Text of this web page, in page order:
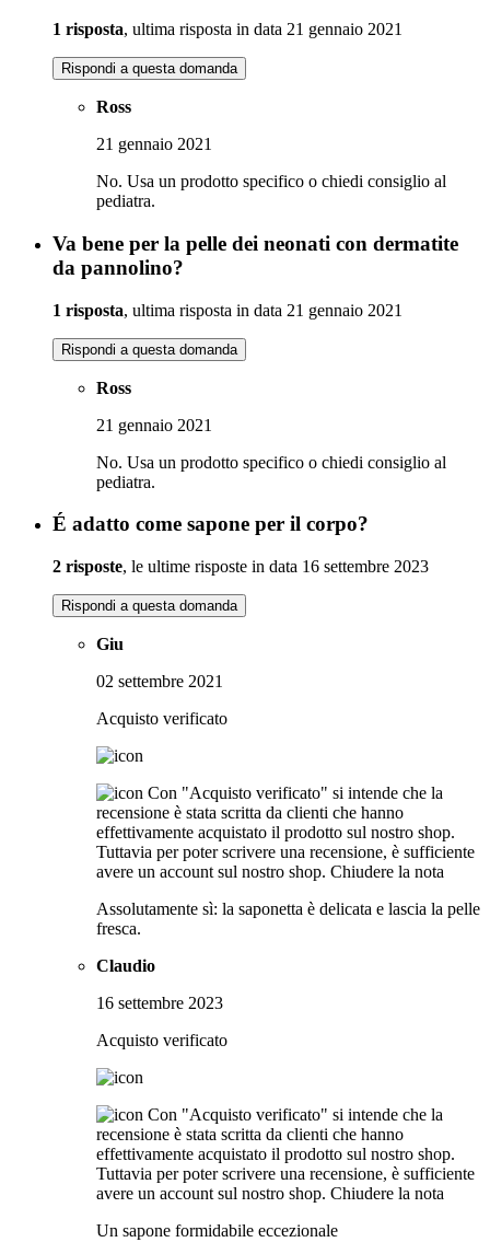
1 risposta, ultima risposta in data 21 gennaio 2021
Rispondi a questa domanda
Ross
21 gennaio 2021
No. Usa un prodotto specifico o chiedi consiglio al
pediatra.
Va bene per la pelle dei neonati con dermatite
da pannolino?
1 risposta, ultima risposta in data 21 gennaio 2021
Rispondi a questa domanda
Ross
21 gennaio 2021
No. Usa un prodotto specifico o chiedi consiglio al
pediatra.
É adatto come sapone per il corpo?
2 risposte, le ultime risposte in data 16 settembre 2023
Rispondi a questa domanda
Giu
02 settembre 2021
Acquisto verificato
Con "Acquisto verificato" si intende che la
recensione è stata scritta da clienti che hanno
effettivamente acquistato il prodotto sul nostro shop.
Tuttavia per poter scrivere una recensione, è sufficiente
avere un account sul nostro shop. Chiudere la nota
Assolutamente sì: la saponetta è delicata e lascia la pelle
fresca.
Claudio
16 settembre 2023
Acquisto verificato
Con "Acquisto verificato" si intende che la
recensione è stata scritta da clienti che hanno
effettivamente acquistato il prodotto sul nostro shop.
Tuttavia per poter scrivere una recensione, è sufficiente
avere un account sul nostro shop. Chiudere la nota
Un sapone formidabile eccezionale